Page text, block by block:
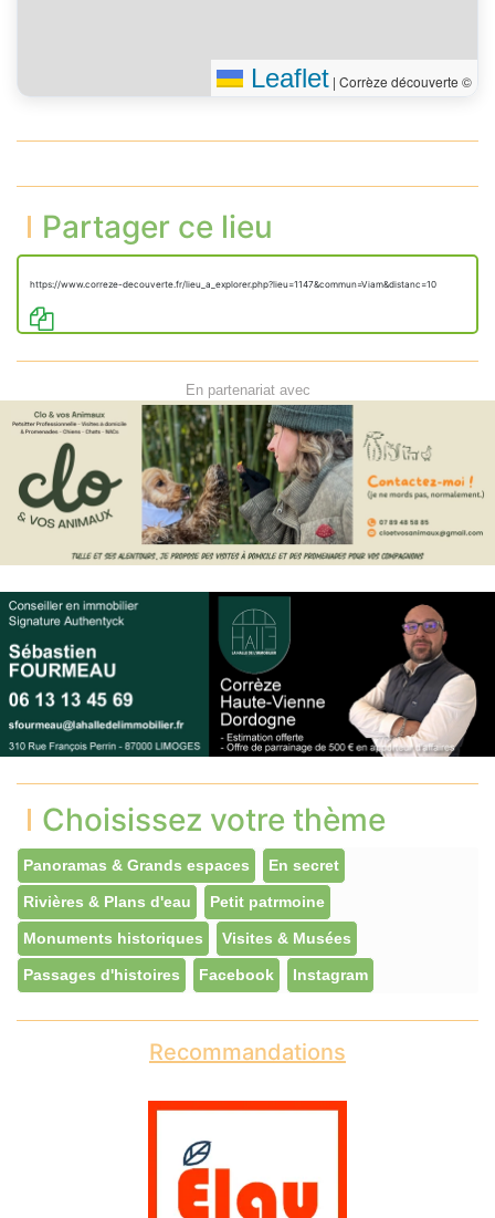
Leaflet | Corrèze découverte ©
Partager ce lieu
https://www.correze-decouverte.fr/lieu_a_explorer.php?lieu=1147&commun=Viam&distanc=10
En partenariat avec
Choisissez votre thème
Panoramas & Grands espaces En secret
Rivières & Plans d'eau Petit patrmoine
Monuments historiques Visites & Musées
Passages d'histoires Facebook Instagram
Recommandations